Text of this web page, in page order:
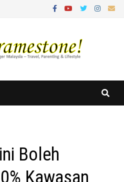
Boleh
Kawasan